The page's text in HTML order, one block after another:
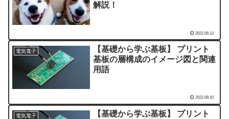
解説！
2022.08.12
電気電子
【基礎から学ぶ基板】 プリント
基板の層構成のイメージ図と関連
用語
2022.08.10
電気電子
【基礎から学ぶ基板】 プリント